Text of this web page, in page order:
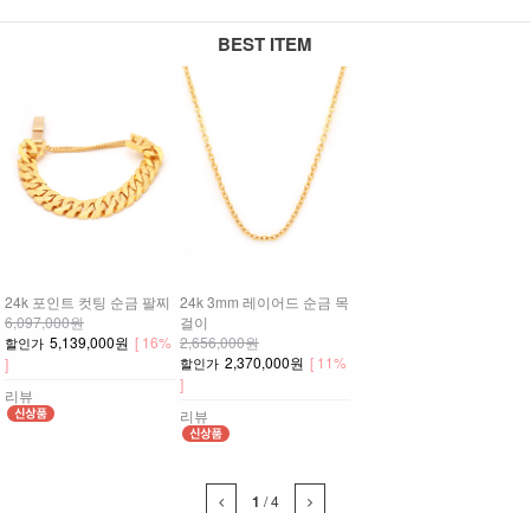
BEST ITEM
24k 포인트 컷팅 순금 팔찌
6,097,000원
할인가 5,139,000원 [ 16%
]
리뷰
24k 3mm 레이어드 순금 목
걸이
2,656,000원
할인가 2,370,000원 [ 11%
]
리뷰
1 /4